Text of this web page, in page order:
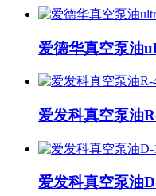
爱德华真空泵油
爱发科真空泵油
爱发科真空泵油